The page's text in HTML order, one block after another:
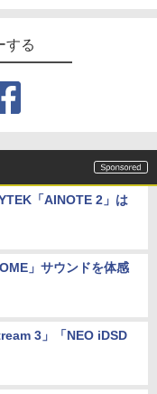
する
「AINOTE 2」は
」サウンドを体感
3」「NEO iDSD